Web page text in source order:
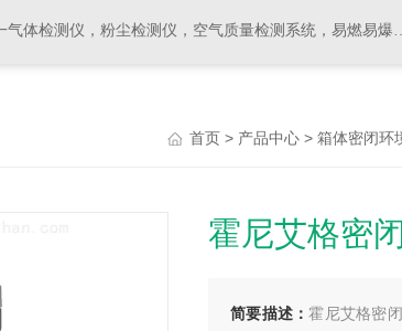
气质量检测系统，易燃易爆有毒有害气体检测报警设备，环境检测分析仪器，水质分析仪
首页 > 产品中心 > 箱体密闭环
霍尼艾格密
简要描述：霍尼艾格密